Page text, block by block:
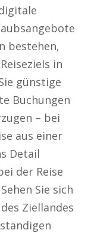
bestehen,
in
günstige
Buchungen
– bei
aus einer
Detail
der Reise
Sie sich
Ziellandes